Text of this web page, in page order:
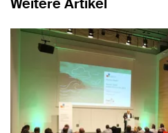
Weitere Artikel